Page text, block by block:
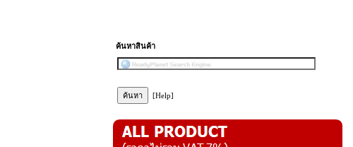
ค้นหาสินค้า
[Help]